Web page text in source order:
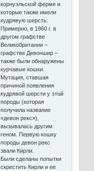
корнуэльской ферме и
которые также имели
кудрявую шерсть.
Примерно, в 1960 г. в
другом графстве
Великобритании –
графстве Девоншир –
также были обнаружены
курчавые кошки.
Мутация, ставшая
причиной появления
кудрявой шерсти у этой
породы (которая
получила название
«девон рекс»),
вызывалась другим
геном. Первую кошку
породы девон рекс
звали Кирли.
Были сделаны попытки
скрестить Кирли и ее